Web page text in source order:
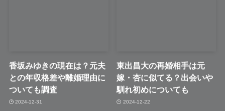
香坂みゆきの現在は？元夫
との年収格差や離婚理由に
ついても調査
2024-12-31
東出昌大の再婚相手は元
嫁・杏に似てる？出会いや
馴れ初めについても
2024-12-22